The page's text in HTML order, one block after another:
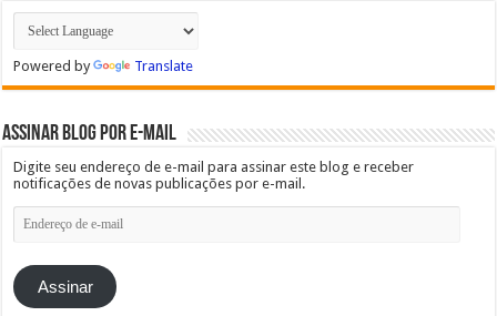
Powered by Translate
Assinar blog por e-mail
Digite seu endereço de e-mail para assinar este blog e receber
notificações de novas publicações por e-mail.
Endereço
de
mail
Assinar